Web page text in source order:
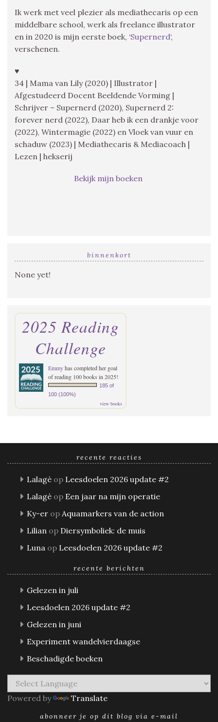
Ik werk met veel plezier als mediathecaris op een
middelbare school, werk als freelance illustrator
en in 2020 is mijn eerste boek, ‘Supernerd‘,
verschenen.
♥
34 | Mama van Lily (2020) | Illustrator |
Afgestudeerd Docent Beeldende Vorming |
Schrijver – Supernerd (2020), Supernerd 2:
forever nerd (2022), Daar heb ik een drankje voor
(2022), Wintermagie (2022) en Vloek van vuur en
schaduw (2023) | Mediathecaris & Mediacoach |
Lezen | hekserij
Bekijk mijn boeken
binnenkort
None yet!
2025 Reading
Challenge
Emmyhas completed her goal
of reading 100 books in 2025!
185 of
100 (100%)
view books
recente reacties
Lalagè op Leesdoelen 2026 update #2
Lalagè op Een jaar na mijn operatie
Ky-er op Aquamarkers van de action
Lilian op Diersymboliek: de muis
Luna op Leesdoelen 2026 update #2
recente berichten
Gelezen in juli
Leesdoelen 2026 update #2
Gelezen in juni
Experiment wandelvierdaagse
Beschadigde boeken
Powered by Translate
abonneer je op dit blog via e-mail